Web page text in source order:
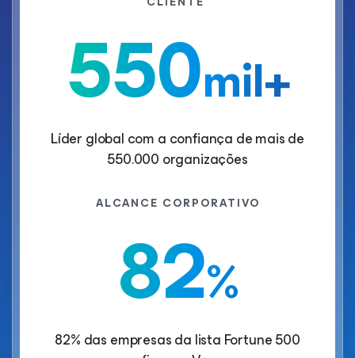
550mil+
Líder global com a confiança de mais de
550.000 organizações
ALCANCE CORPORATIVO
82%
82% das empresas da lista Fortune 500